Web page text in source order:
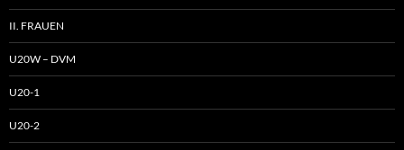
II. FRAUEN
U20W – DVM
U20-1
U20-2